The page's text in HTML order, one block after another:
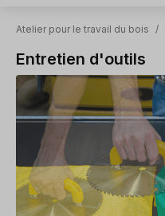
Atelier pour le travail du bois /
Entretien d'outils